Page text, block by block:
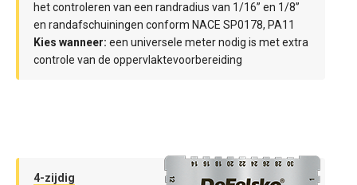
het controleren van een randradius van 1/16” en 1/8”
en randafschuiningen conform NACE SP0178, PA11
‍Kies wanneer: een universele meter nodig is met extra
controle van de oppervlaktevoorbereiding
4-zijdig